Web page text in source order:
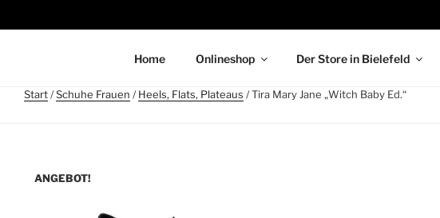
Home Onlineshop Der Store in Bielefeld
Start/Schuhe Frauen /Heels, Flats, Plateaus / Tira Mary Jane „Witch Baby Ed.“
ANGEBOT!